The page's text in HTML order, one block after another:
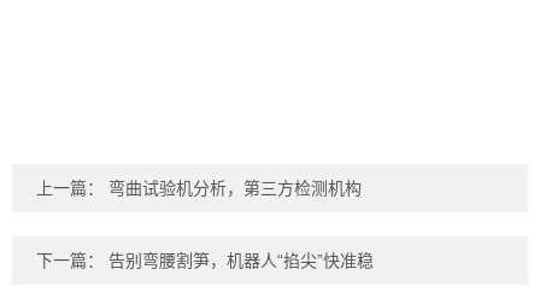
上一篇： 弯曲试验机分析，第三方检测机构
下一篇： 告别弯腰割笋，机器人“掐尖”快准稳